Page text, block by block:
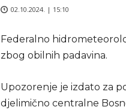
02.10.2024. | 15:10
Federalno
zbog obilnih padavina.
Upozorenje je izdato za
djelimično centralne